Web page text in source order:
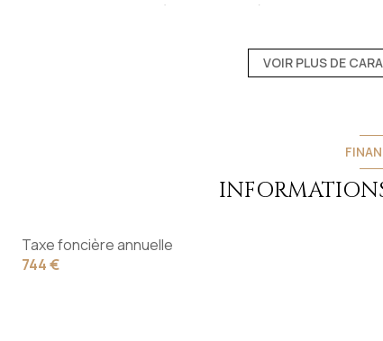
cuisine séparée (semi-équipée)
VOIR PLUS DE
Taxe foncière annuelle
744 €